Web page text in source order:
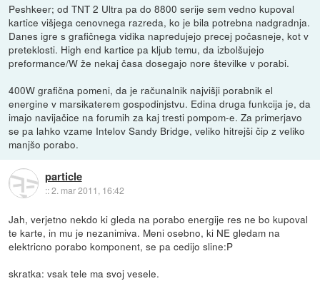
Peshkeer; od TNT 2 Ultra pa do 8800 serije sem vedno kupoval
kartice višjega cenovnega razreda, ko je bila potrebna nadgradnja.
Danes igre s grafičnega vidika napredujejo precej počasneje, kot v
preteklosti. High end kartice pa kljub temu, da izbolšujejo
preformance/W že nekaj časa dosegajo nore številke v porabi.
400W grafična pomeni, da je računalnik najvišji porabnik el
energine v marsikaterem gospodinjstvu. Edina druga funkcija je, da
imajo navijačice na forumih za kaj tresti pompom-e. Za primerjavo
se pa lahko vzame Intelov Sandy Bridge, veliko hitrejši čip z veliko
manjšo porabo.
particle
::2. mar 2011, 16:42
Jah, verjetno nekdo ki gleda na porabo energije res ne bo kupoval
te karte, in mu je nezanimiva. Meni osebno, ki NE gledam na
elektricno porabo komponent, se pa cedijo sline:P
skratka: vsak tele ma svoj vesele.